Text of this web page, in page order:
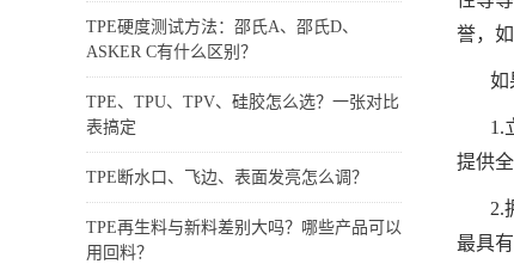
TPE硬度测试方法：邵氏A、邵氏D、
ASKER C有什么区别？
TPE、TPU、TPV、硅胶怎么选？一张对比
表搞定
TPE断水口、飞边、表面发亮怎么调？
TPE再生料与新料差别大吗？哪些产品可以
用回料？
誉，
如
1.
提供
2.
最具